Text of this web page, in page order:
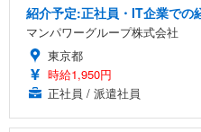
紹介予定:正社員・IT企業での
マンパワーグループ株式会社
東京都
時給1,950円
正社員 / 派遣社員